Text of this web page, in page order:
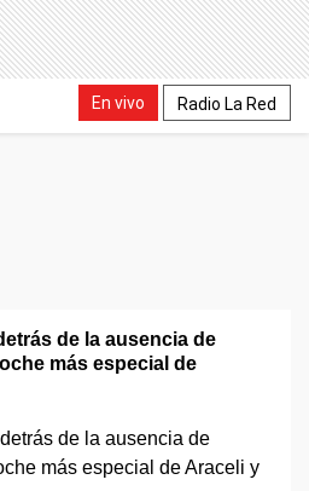
En vivo Radio La Red
de la ausencia de
más especial de